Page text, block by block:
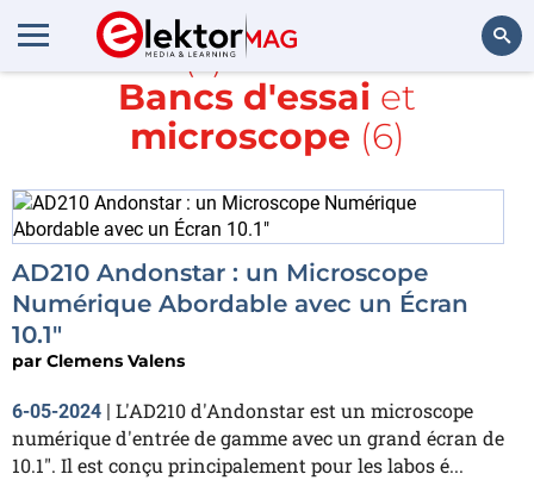
Article(s) avec la balise
Bancs d'essai et
microscope (6)
AD210 Andonstar : un Microscope
Numérique Abordable avec un Écran
10.1"
par Clemens Valens
6-05-2024 | L'AD210 d'Andonstar est un microscope
numérique d'entrée de gamme avec un grand écran de
10.1″. Il est conçu principalement pour les labos é...